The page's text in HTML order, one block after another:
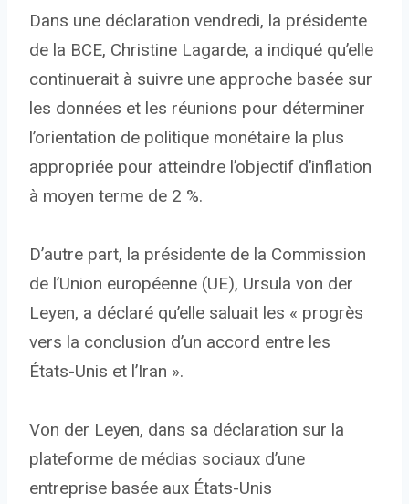
Dans une déclaration vendredi, la présidente
de la BCE, Christine Lagarde, a indiqué qu’elle
continuerait à suivre une approche basée sur
les données et les réunions pour déterminer
l’orientation de politique monétaire la plus
appropriée pour atteindre l’objectif d’inflation
à moyen terme de 2 %.
D’autre part, la présidente de la Commission
de l’Union européenne (UE), Ursula von der
Leyen, a déclaré qu’elle saluait les « progrès
vers la conclusion d’un accord entre les
États-Unis et l’Iran ».
Von der Leyen, dans sa déclaration sur la
plateforme de médias sociaux d’une
entreprise basée aux États-Unis